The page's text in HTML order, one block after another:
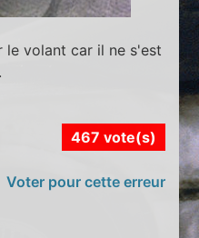
volant car il ne s'est
467 vote(s)
Voter pour cette erreur